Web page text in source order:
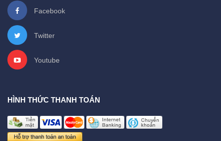
Facebook
Twitter
Youtube
HÌNH THỨC THANH TOÁN